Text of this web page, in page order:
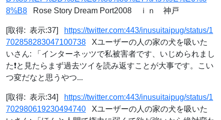
8%B8 Rose Story Dream Port2008 ｉｎ 神戸
[取得: 表示:37]
https://twitter.com:443/inusuitaipug/status/1
702858283047100738 Xユーザーの人の家の犬を吸いた
いさん: 「インターネッツで私被害者です、いじめられまし
た❗️と見たらまず過去ツイを読み返すことが大事です。こい
つ変だなと思うやつ...
[取得: 表示:34]
https://twitter.com:443/inusuitaipug/status/1
702980619230494740 Xユーザーの人の家の犬を吸いた